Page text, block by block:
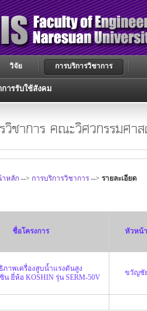
วิจัย การบริการวิชาการ
ารรับใช้สังคม
วิชาการ คณะวิศวกรรมศา
หลัก --> การบริการวิชาการ --> รายละเอียด
ชื่อโครงการ หัวหน้
าพเครื่องสูบน้ำแรงดันสูง
น ยี่ห้อ KOSHIN รุ่น SERM-50V
ขวัญชั